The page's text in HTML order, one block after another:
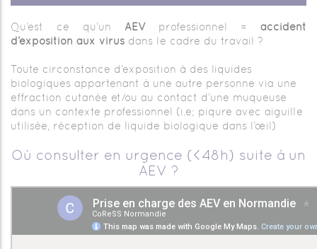
Qu’est ce qu’un AEVprofessionnel = accident
d’exposition aux virus dans le cadre du travail ?
Toute circonstance d’exposition à des liquides
biologiques appartenant à une autre personne via une
effraction cutanée et/ou au contact d’une muqueuse
dans un contexte professionnel (i.e; piqure avec aiguille
utilisée, réception de liquide biologique dans l’œil)
Où consulter en urgence (<48h) suite à un
AEV ?